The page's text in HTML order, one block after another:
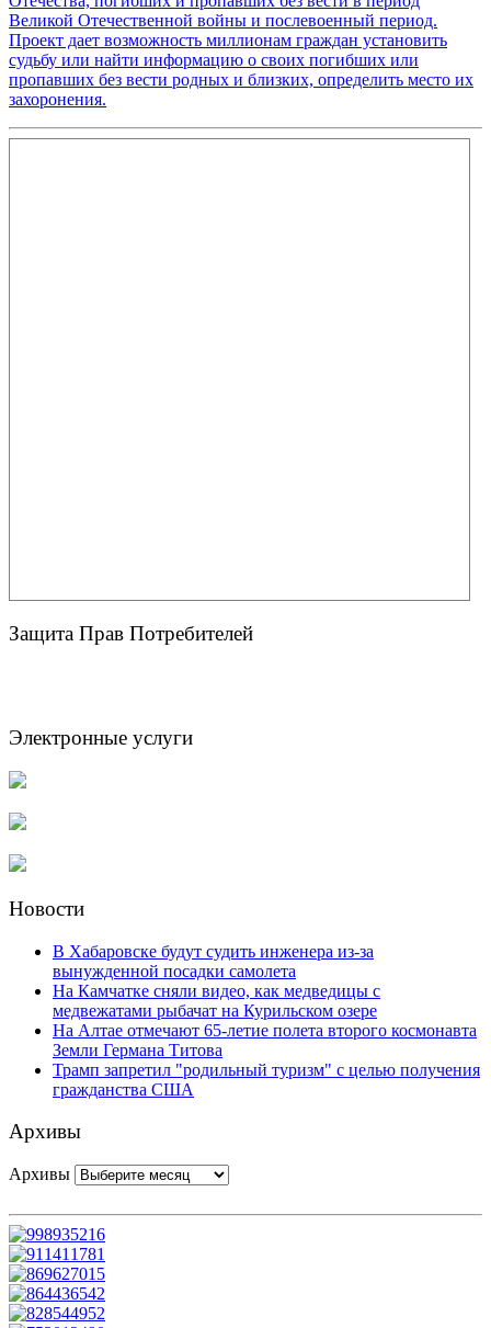
Защита Прав Потребителей
Электронные услуги
Новости
В Хабаровске будут судить инженера из-за
вынужденной посадки самолета
На Камчатке сняли видео, как медведицы с
медвежатами рыбачат на Курильском озере
На Алтае отмечают 65-летие полета второго космонавта
Земли Германа Титова
Трамп запретил "родильный туризм" с целью получения
гражданства США
Архивы
Архивы